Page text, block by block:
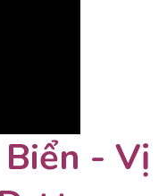
- Vị